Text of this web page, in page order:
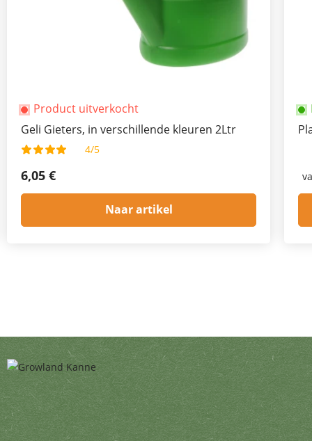
Product uitverkocht
Geli Gieters, in verschillende kleuren 2Ltr
4/5
6,05 €
Naar artikel